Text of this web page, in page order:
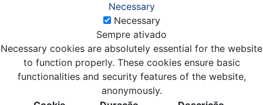
Necessary
Necessary
Sempre ativado
Necessary cookies are absolutely essential for the website
to function properly. These cookies ensure basic
functionalities and security features of the website,
anonymously.